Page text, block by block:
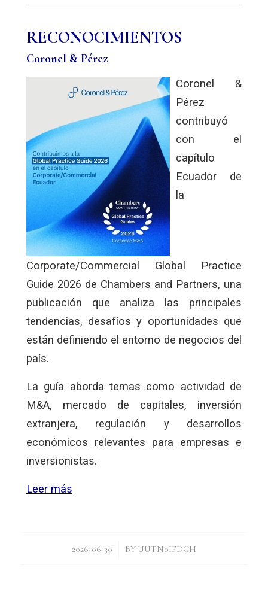
RECONOCIMIENTOS
Coronel & Pérez
Coronel &
Pérez
contribuyó
con el
capítulo
Ecuador de
la
Corporate/Commercial Global Practice
Guide 2026 de Chambers and Partners, una
publicación que analiza las principales
tendencias, desafíos y oportunidades que
están definiendo el entorno de negocios del
país.
La guía aborda temas como actividad de
M&A, mercado de capitales, inversión
extranjera, regulación y desarrollos
económicos relevantes para empresas e
inversionistas.
Leer más
2026-06-30
/ BY UUTN0IFDCH